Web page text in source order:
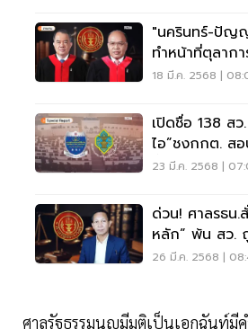
"นครินทร์-ปัญ
ทำหน้าที่ตุลาก
เดือน
18 มี.ค. 2568 |
เปิดชื่อ 138 ส
ไอ”ชงกกต. ส
ตั้ง
23 มี.ค. 2568 |
ด่วน! ศาลรธน.
หลัก” พ้น สว.
10 ปี
26 มี.ค. 2568 |
ศาลรัฐธรรมนูญมีมติเป็นเอกฉันท์มีค